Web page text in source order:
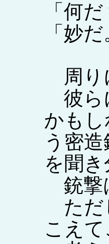
「何だ
「妙
周り
彼ら
かも
う密
を聞
銃撃
ただ
こえて